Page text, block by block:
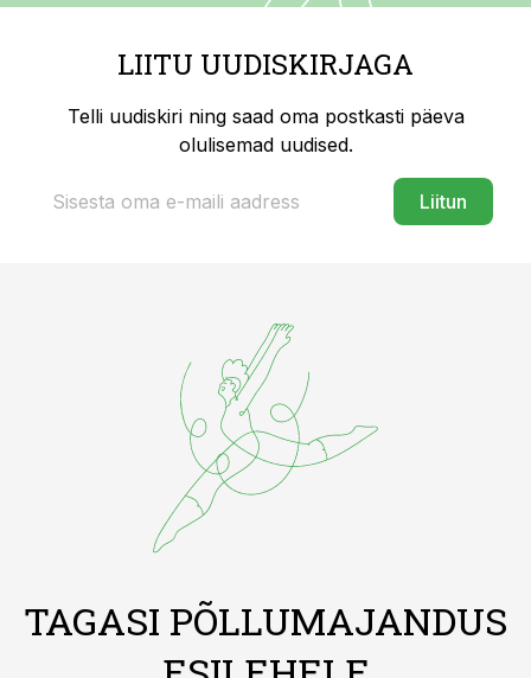
LIITU UUDISKIRJAGA
Telli uudiskiri ning saad oma postkasti päeva
olulisemad uudised.
Liitun
TAGASI PÕLLUMAJANDUS